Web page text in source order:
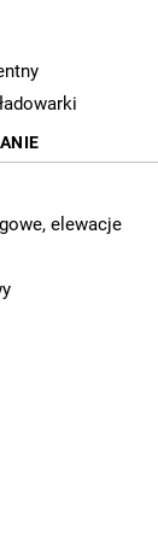
elewacje